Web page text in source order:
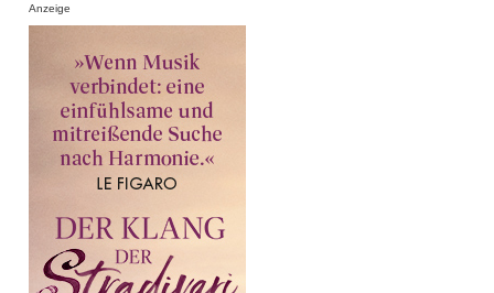
Anzeige